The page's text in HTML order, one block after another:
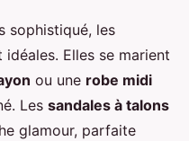
sophistiqué, les
idéales. Elles se marient
ou une robe midi
Les sandales à talons
glamour, parfaite